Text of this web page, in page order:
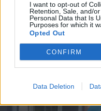
I want to opt-out of
Retention, Sale, and/
Personal Data that Is
Purposes for which it
Opted Out
CONFIRM
Data Deletion